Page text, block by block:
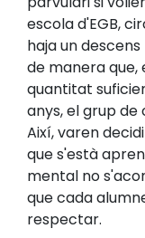
escola d'EGB,
haja un
de manera que,
quantitat
anys, el grup
Així, varen
que s'està
mental no
que cada
respectar.